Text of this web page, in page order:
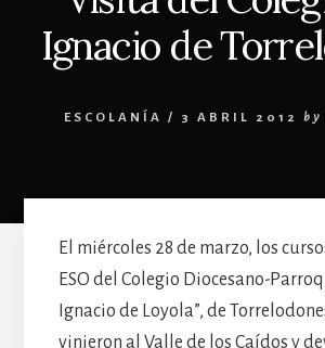
Ignacio de
ESCOLANÍA / 3 ABRIL 2012 by
El miércoles 28 de marzo, los
ESO del Colegio Diocesano-
Ignacio de Loyola”, de
vinieron al Valle de los Caídos y